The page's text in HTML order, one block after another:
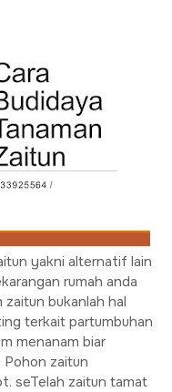
yakni alternatif lain
rumah anda
bukanlah hal
terkait partumbuhan
menanam biar
Pohon zaitun
seTelah zaitun tamat